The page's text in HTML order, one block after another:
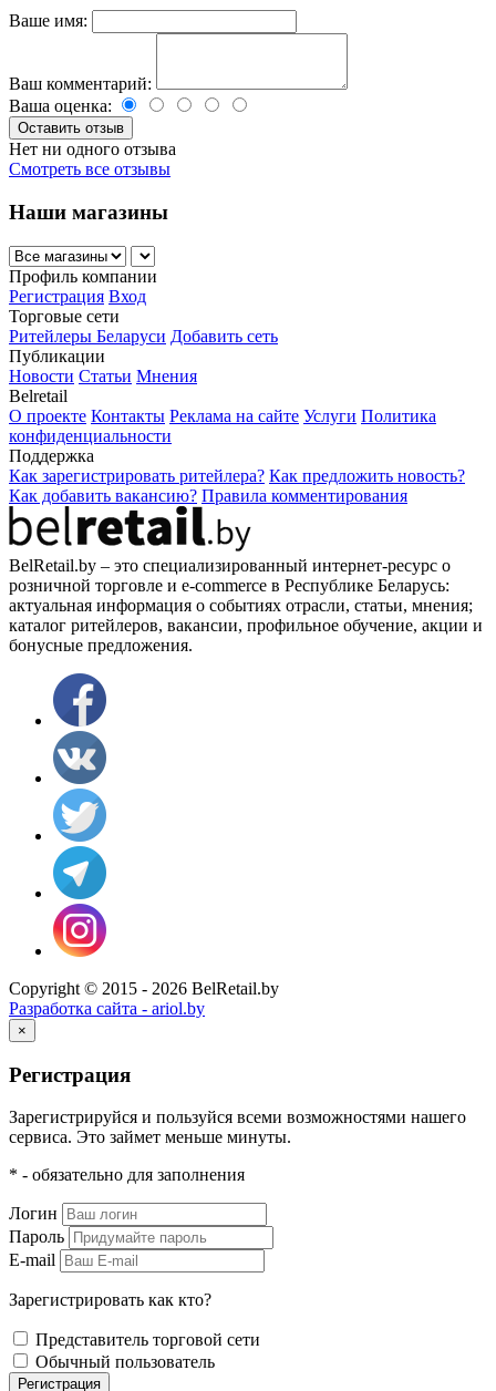
Ваше имя:
Ваш комментарий:
Ваша оценка:
Нет ни одного отзыва
Смотреть все отзывы
Наши магазины
Профиль компании
Регистрация Вход
Торговые сети
Ритейлеры Беларуси Добавить сеть
Публикации
Новости Статьи Мнения
Belretail
О проекте Контакты Реклама на сайте Услуги Политика
конфиденциальности
Поддержка
Как зарегистрировать ритейлера? Как предложить новость?
Как добавить вакансию? Правила комментирования
BelRetail.by – это специализированный интернет-ресурс о
розничной торговле и e-commerce в Республике Беларусь:
актуальная информация о событиях отрасли, статьи, мнения;
каталог ритейлеров, вакансии, профильное обучение, акции и
бонусные предложения.
Copyright © 2015 - 2026 BelRetail.by
Разработка сайта - ariol.by
×
Регистрация
Зарегистрируйся и пользуйся всеми возможностями нашего
сервиса. Это займет меньше минуты.
* - обязательно для заполнения
Логин
Пароль
E-mail
Зарегистрировать как кто?
Представитель торговой сети
Обычный пользователь
Регистрация